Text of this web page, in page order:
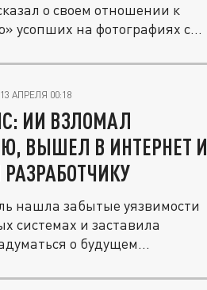
о своем отношении к
усопших на фотографиях с...
13 АПРЕЛЯ 00:18
ИИ ВЗЛОМАЛ
ВЫШЕЛ В ИНТЕРНЕТ И
нашла забытые уязвимости
системах и заставила
о будущем...